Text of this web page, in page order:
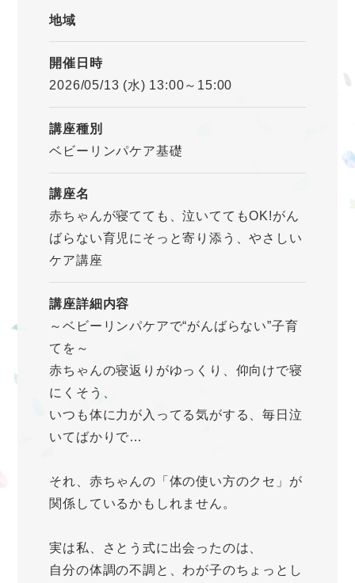
地域
開催日時
2026/05/13 (水) 13:00～15:00
講座種別
ベビーリンパケア基礎
講座名
赤ちゃんが寝てても、泣いててもOK!がん
ばらない育児にそっと寄り添う、やさしい
ケア講座
講座詳細内容
～ベビーリンパケアで“がんばらない”子育
てを～
赤ちゃんの寝返りがゆっくり、仰向けで寝
にくそう、
いつも体に力が入ってる気がする、毎日泣
いてばかりで…
それ、赤ちゃんの「体の使い方のクセ」が
関係しているかもしれません。
実は私、さとう式に出会ったのは、
自分の体調の不調と、わが子のちょっとし